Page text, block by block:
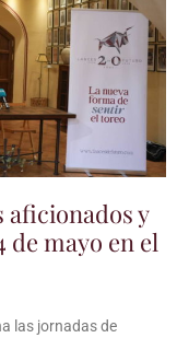
aficionados y
de mayo en el
las jornadas de